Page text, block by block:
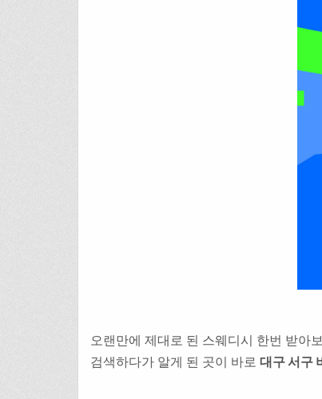
오랜만에 제대로 된 스웨디시 한번 받아
검색하다가 알게 된 곳이 바로 대구 서구